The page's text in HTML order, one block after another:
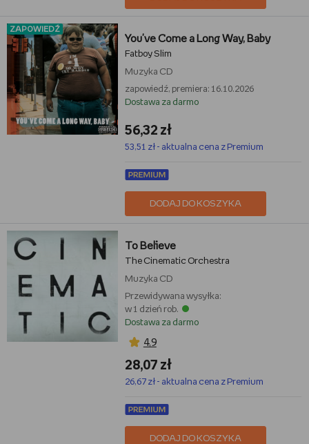
ZAPOWIEDŹ
You've Come a Long Way, Baby
Fatboy Slim
Muzyka CD
zapowiedź, premiera: 16.10.2026
Dostawa za darmo
56,32 zł
53,51 zł - aktualna cena z Premium
DODAJ DO KOSZYKA
To Believe
The Cinematic Orchestra
Muzyka CD
Przewidywana wysyłka:
w 1 dzień rob.
Dostawa za darmo
4,9
28,07 zł
26,67 zł - aktualna cena z Premium
DODAJ DO KOSZYKA